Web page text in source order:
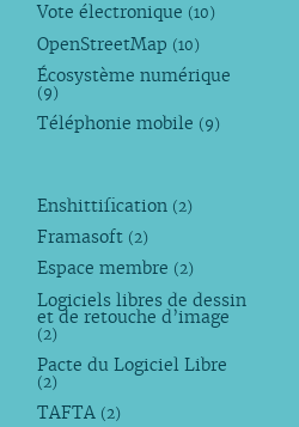
Vote électronique (10)
OpenStreetMap (10)
Écosystème numérique
(9)
Téléphonie mobile (9)
Enshittification (2)
Framasoft (2)
Espace membre (2)
Logiciels libres de dessin
et de retouche d’image
(2)
Pacte du Logiciel Libre
(2)
TAFTA (2)